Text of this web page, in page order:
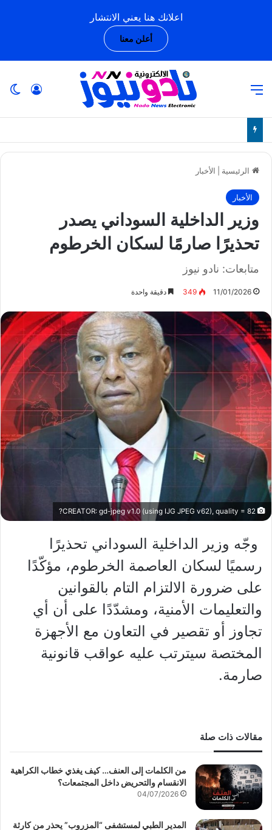
اعلانك هنا يعني الانتشار
أعلن معنا
الرئيسية الأخبار
الأخبار
وزير الداخلية السوداني يصدر
تحذيرًا صارمًا لسكان الخرطوم
متابعات: نادو نيوز
11/01/2026
349 دقيقة واحدة
وجّه وزير الداخلية السوداني تحذيرًا
رسميًا لسكان العاصمة الخرطوم، مؤكّدًا
على ضرورة الالتزام التام بالقوانين
والتعليمات الأمنية، ومشدّدًا على أن أي
تجاوز أو تقصير في التعاون مع الأجهزة
المختصة سيترتب عليه عواقب قانونية
صارمة.
مقالات ذات صلة
من الكلمات إلى العنف… كيف يغذي خطاب الكراهية
الانقسام والتحريض داخل المجتمعات؟
04/07/2026
المدير الطبي لمستشفى “المزروب” يحذر من كارثة